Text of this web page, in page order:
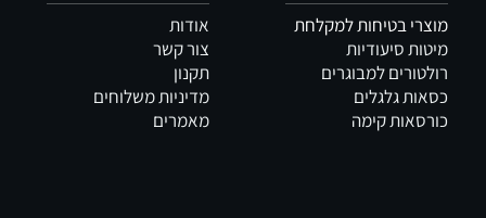
מוצרי בטיחות למקלחת
מיטות סיעודיות
רולטורים למבוגרים
כסאות גלגלים
כורסאות קימה
אודות
צור קשר
תקנון
מדיניות משלוחים
מאמרים